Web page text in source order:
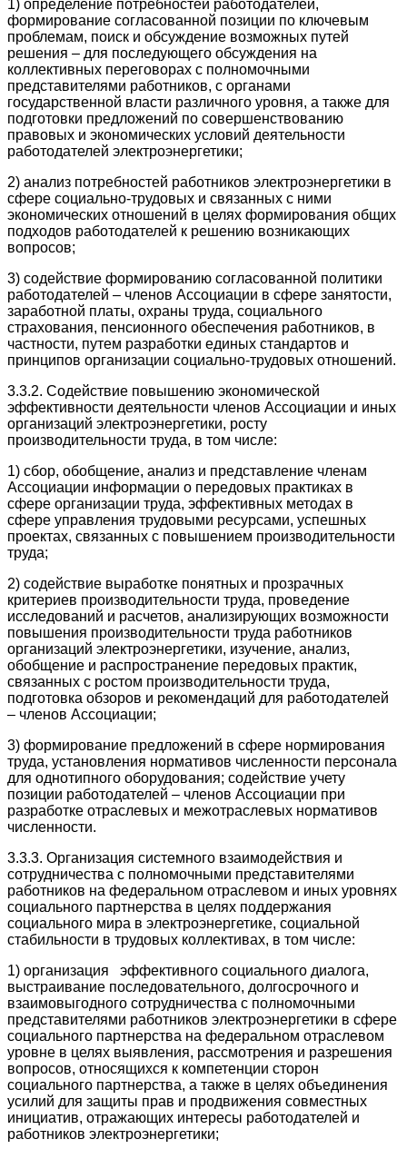
1) определение потребностей работодателей,
формирование согласованной позиции по ключевым
проблемам, поиск и обсуждение возможных путей
решения – для последующего обсуждения на
коллективных переговорах с полномочными
представителями работников, с органами
государственной власти различного уровня, а также для
подготовки предложений по совершенствованию
правовых и экономических условий деятельности
работодателей электроэнергетики;
2) анализ потребностей работников электроэнергетики в
сфере социально-трудовых и связанных с ними
экономических отношений в целях формирования общих
подходов работодателей к решению возникающих
вопросов;
3) содействие формированию согласованной политики
работодателей – членов Ассоциации в сфере занятости,
заработной платы, охраны труда, социального
страхования, пенсионного обеспечения работников, в
частности, путем разработки единых стандартов и
принципов организации социально-трудовых отношений.
3.3.2. Содействие повышению экономической
эффективности деятельности членов Ассоциации и иных
организаций электроэнергетики, росту
производительности труда, в том числе:
1) сбор, обобщение, анализ и представление членам
Ассоциации информации о передовых практиках в
сфере организации труда, эффективных методах в
сфере управления трудовыми ресурсами, успешных
проектах, связанных с повышением производительности
труда;
2) содействие выработке понятных и прозрачных
критериев производительности труда, проведение
исследований и расчетов, анализирующих возможности
повышения производительности труда работников
организаций электроэнергетики, изучение, анализ,
обобщение и распространение передовых практик,
связанных с ростом производительности труда,
подготовка обзоров и рекомендаций для работодателей
– членов Ассоциации;
3) формирование предложений в сфере нормирования
труда, установления нормативов численности персонала
для однотипного оборудования; содействие учету
позиции работодателей – членов Ассоциации при
разработке отраслевых и межотраслевых нормативов
численности.
3.3.3. Организация системного взаимодействия и
сотрудничества с полномочными представителями
работников на федеральном отраслевом и иных уровнях
социального партнерства в целях поддержания
социального мира в электроэнергетике, социальной
стабильности в трудовых коллективах, в том числе:
1) организация эффективного социального диалога,
выстраивание последовательного, долгосрочного и
взаимовыгодного сотрудничества с полномочными
представителями работников электроэнергетики в сфере
социального партнерства на федеральном отраслевом
уровне в целях выявления, рассмотрения и разрешения
вопросов, относящихся к компетенции сторон
социального партнерства, а также в целях объединения
усилий для защиты прав и продвижения совместных
инициатив, отражающих интересы работодателей и
работников электроэнергетики;